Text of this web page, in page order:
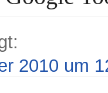
2010 um